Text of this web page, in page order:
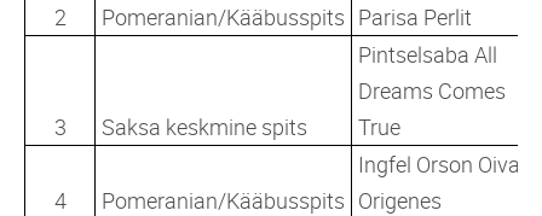
2 Pomeranian/Kääbusspits Parisa Perlit
3 Saksa keskmine spits
Pintselsaba All
Dreams Comes
True
4 Pomeranian/Kääbusspits
Ingfel Orson Oiva
Origenes